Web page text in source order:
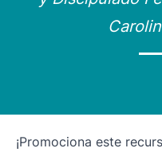
¡Promociona este